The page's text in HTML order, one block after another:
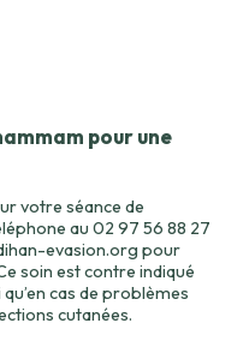
pour une
votre séance de
au 02 97 56 88 27
evasion.org pour
soin est contre indiqué
cas de problèmes
cutanées.